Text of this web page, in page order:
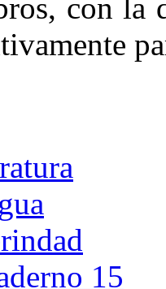
con la
15